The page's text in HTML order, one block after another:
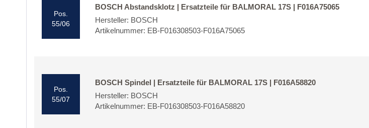
Pos.
55/06
BOSCH Abstandsklotz | Ersatzteile für BALMORAL 17S | F016A75065
Hersteller: BOSCH
Artikelnummer: EB-F016308503-F016A75065
Pos.
55/07
BOSCH Spindel | Ersatzteile für BALMORAL 17S | F016A58820
Hersteller: BOSCH
Artikelnummer: EB-F016308503-F016A58820